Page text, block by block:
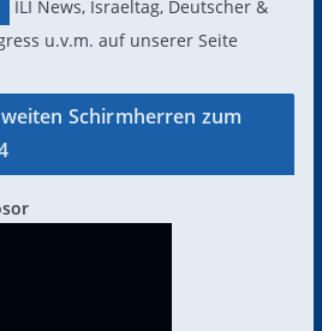
ILI News, Israeltag, Deutscher &
u.v.m. auf unserer Seite
Schirmherren zum